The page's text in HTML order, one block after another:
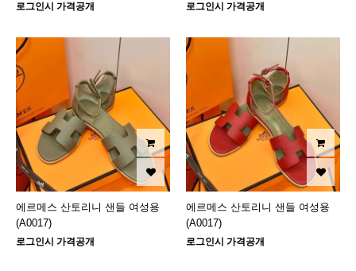
로그인시 가격공개 로그인시 가격공개
에르메스 산토리니 샌들 여성용
(A0017)
로그인시 가격공개
에르메스 산토리니 샌들 여성용
(A0017)
로그인시 가격공개